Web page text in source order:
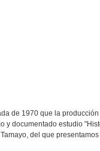
de 1970 que la
y documentado estudio
del que